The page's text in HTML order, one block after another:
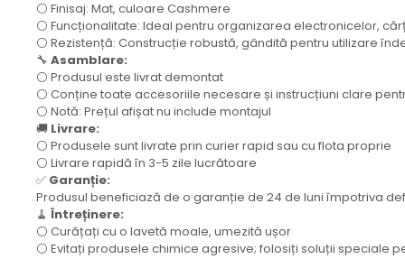
⚪ Finisaj: Mat, culoare Cashmere
⚪ Funcționalitate: Ideal pentru organizarea electronicelor,
⚪ Rezistență: Construcție robustă, gândită pentru utilizare
🔧 Asamblare:
⚪ Produsul este livrat demontat
⚪ Conține toate accesoriile necesare și instrucțiuni clare
⚪ Notă: Prețul afișat nu include montajul
🚚 Livrare:
⚪ Produsele sunt livrate prin curier rapid sau cu flota proprie
⚪ Livrare rapidă în 3-5 zile lucrătoare
✅ Garanție:
Produsul beneficiază de o garanție de 24 de luni împotriva
🧹 Întreținere:
⚪ Curățați cu o lavetă moale, umezită ușor
⚪ Evitați produsele chimice agresive; folosiți soluții speciale